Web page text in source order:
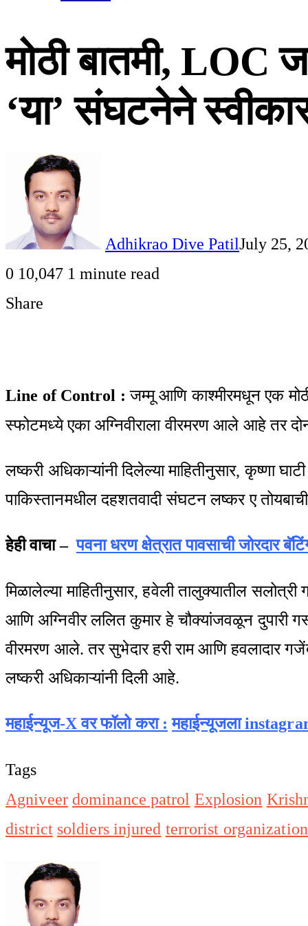
मोठी बातमी, LOC
‘या’ संघटनेने
Adhikrao Dive PatilJuly 25,
0 10,047 1 minute read
Share
Email
Line of Control : जम्मू आणि काश्मीरमधून एक
स्फोटमध्ये एका अग्निवीराला वीरमरण आले आहे तर
लष्करी अधिकाऱ्यांनी दिलेल्या माहितीनुसार, कृष्णा
पाकिस्तानमधील दहशतवादी संघटन लष्कर ए
हेही वाचा –पवना धरण क्षेत्रात पावसाची जोरदार
मिळालेल्या माहितीनुसार, हवेली तालुक्यातील
आणि अग्निवीर ललित कुमार हे चौक्यांजवळून दुपारी
वीरमरण आले. तर सुभेदार हरी राम आणि हवलादार
लष्करी अधिकाऱ्यांनी दिली आहे.
महाईन्यूज-X वर फॉलो करा : महाईन्यूजला
Tags
Agniveer dominance patrol Explosion
district soldiers injured terrorist organization